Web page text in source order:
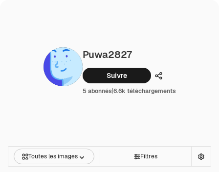
Puwa2827
Suivre Partager
5 abonnés|6.6k téléchargements
Toutes les images Filtres